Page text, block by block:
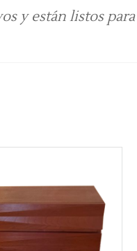
y están listos